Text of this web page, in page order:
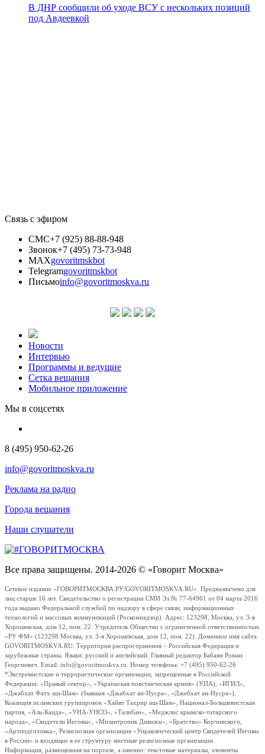
В ДНР сообщили об уходе ВСУ с нескольких позиций
под Авдеевкой
Связь с эфиром
СМС+7 (925) 88-88-948
Звонок+7 (495) 73-73-948
MAXgovoritmskbot
Telegramgovoritmskbot
Письмоinfo@govoritmoskva.ru
Новости
Интервью
Программы и ведущие
Сетка вещания
Мобильное приложение
Мы в соцсетях
8 (495) 950-62-26
info@govoritmoskva.ru
Реклама на радио
Города вещания
Наши слушатели
Все права защищены. 2014-2026 © «Говорит Москва»
Сетевое издание «ГОВОРИТМОСКВА.РУ/GOVORITMOSKVA.RU». Предназначено для
лиц старше 16 лет. Свидетельство о регистрации СМИ Эл № 77-64961 от 04 марта 2016
года выдано Федеральной службой по надзору в сфере связи, информационных
технологий и массовых коммуникаций (Роскомнадзор). Адрес: 123298, Москва, ул. 3-я
Хорошевская, дом 12, пом. 22. Учредитель Общество с ограниченной ответственностью
«РУ ФМ» (123298 Москва, ул. 3-я Хорошевская, дом 12, пом. 22). Доменное имя сайта
GOVORITMOSKVA.RU. Территория распространения – Российская Федерация и
зарубежные страны. Языки: русский и английский. Главный редактор Бабаян Роман
Георгиевич. Email: info@govoritmoskva.ru. Номер телефона: +7 (495) 950-62-26
*Экстремистские и террористические организации, запрещенные в Российской
Федерации: «Правый сектор», «Украинская повстанческая армия» (УПА), «ИГИЛ»,
«Джабхат Фатх аш-Шам» (бывшая «Джабхат ан-Нусра», «Джебхат ан-Нусра»),
Коалиция исламских группировок «Хайят Тахрир аш-Шам», Национал-Большевистская
партия, «Аль-Каида», «УНА-УНСО», «Талибан», «Меджлис крымско-татарского
народа», «Свидетели Иеговы», «Мизантропик Дивижн», «Братство» Корчинского,
«Артподготовка», Религиозная организация «Управленческий центр Свидетелей Иеговы
в России» и входящие в ее структуру местные религиозные организации.
Информация, размещенная на портале, а именно: текстовые материалы, элементы